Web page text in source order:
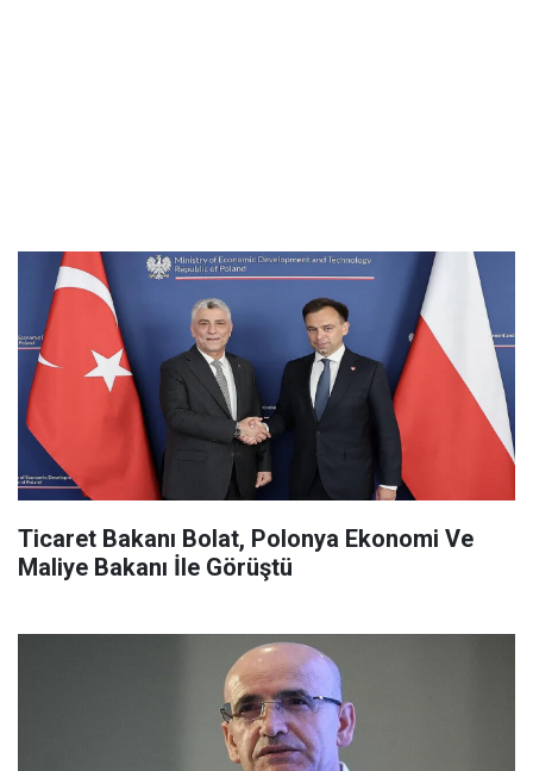
Ticaret Bakanı Bolat, Polonya Ekonomi Ve
Maliye Bakanı İle Görüştü